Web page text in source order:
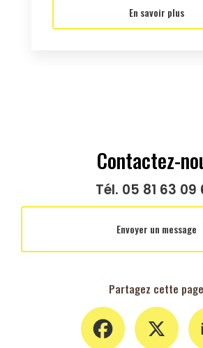
En savoir plus
Contactez-
Tél. 05 81 63 09
Envoyer un message
Partagez cette page
Facebook